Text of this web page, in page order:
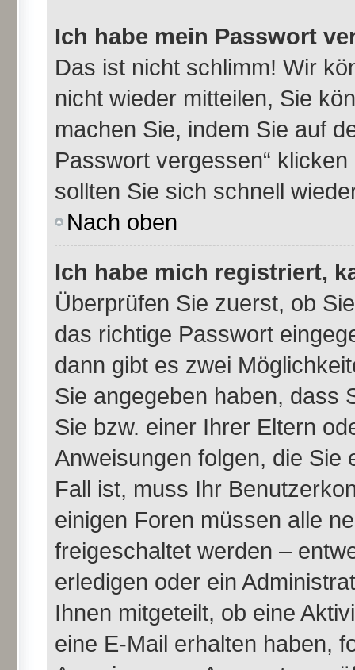
Ich habe mein Passwort
Das ist nicht schlimm! Wir
nicht wieder mitteilen, Sie
machen Sie, indem Sie auf
Passwort vergessen“
sollten Sie sich schnell
Nach oben
Ich habe mich registriert,
Überprüfen Sie zuerst, ob
das richtige Passwort
dann gibt es zwei
Sie angegeben haben, dass
Sie bzw. einer Ihrer Eltern
Anweisungen folgen, die Sie
Fall ist, muss Ihr
einigen Foren müssen alle
freigeschaltet werden –
erledigen oder ein
Ihnen mitgeteilt, ob eine
eine E-Mail erhalten haben,